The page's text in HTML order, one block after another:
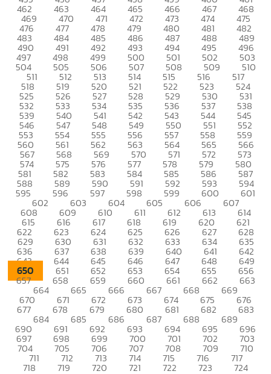
462 463 464 465 466 467 468
469 470 471 472 473 474 475
476 477 478 479 480 481 482
483 484 485 486 487 488 489
490 491 492 493 494 495 496
497 498 499 500 501 502 503
504 505 506 507 508 509 510
511 512 513 514 515 516 517
518 519 520 521 522 523 524
525 526 527 528 529 530 531
532 533 534 535 536 537 538
539 540 541 542 543 544 545
546 547 548 549 550 551 552
553 554 555 556 557 558 559
560 561 562 563 564 565 566
567 568 569 570 571 572 573
574 575 576 577 578 579 580
581 582 583 584 585 586 587
588 589 590 591 592 593 594
595 596 597 598 599 600 601
602 603 604 605 606 607
608 609 610 611 612 613 614
615 616 617 618 619 620 621
622 623 624 625 626 627 628
629 630 631 632 633 634 635
636 637 638 639 640 641 642
643 644 645 646 647 648 649
650 651 652 653 654 655 656
657 658 659 660 661 662 663
664 665 666 667 668 669
670 671 672 673 674 675 676
677 678 679 680 681 682 683
684 685 686 687 688 689
690 691 692 693 694 695 696
697 698 699 700 701 702 703
704 705 706 707 708 709 710
711 712 713 714 715 716 717
718 719 720 721 722 723 724